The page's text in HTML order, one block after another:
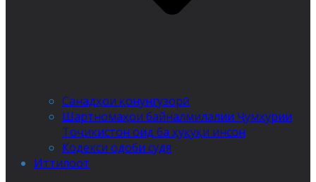
Санадҳои қонунгузорӣ
Шартномаҳои байналмилалии Ҷумҳурии
Тоҷикистон оид ба ҳуқуқи инсон
Кодекси одоби судя
Иттилоот